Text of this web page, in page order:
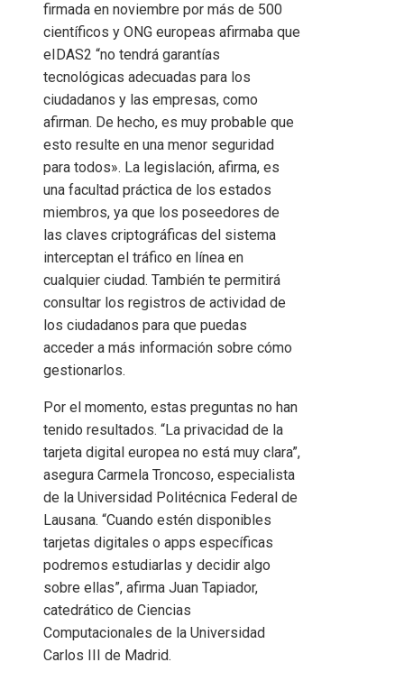
firmada en noviembre por más de 500
científicos y ONG europeas afirmaba que
eIDAS2 “no tendrá garantías
tecnológicas adecuadas para los
ciudadanos y las empresas, como
afirman. De hecho, es muy probable que
esto resulte en una menor seguridad
para todos». La legislación, afirma, es
una facultad práctica de los estados
miembros, ya que los poseedores de
las claves criptográficas del sistema
interceptan el tráfico en línea en
cualquier ciudad. También te permitirá
consultar los registros de actividad de
los ciudadanos para que puedas
acceder a más información sobre cómo
gestionarlos.
Por el momento, estas preguntas no han
tenido resultados. “La privacidad de la
tarjeta digital europea no está muy clara”,
asegura Carmela Troncoso, especialista
de la Universidad Politécnica Federal de
Lausana. “Cuando estén disponibles
tarjetas digitales o apps específicas
podremos estudiarlas y decidir algo
sobre ellas”, afirma Juan Tapiador,
catedrático de Ciencias
Computacionales de la Universidad
Carlos III de Madrid.